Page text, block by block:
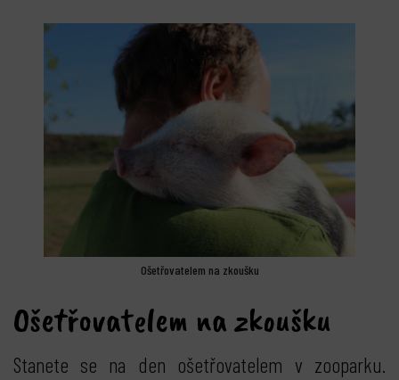
Ošetřovatelem na zkoušku
Ošetřovatelem na zkoušku
Stanete se na den ošetřovatelem v zooparku.